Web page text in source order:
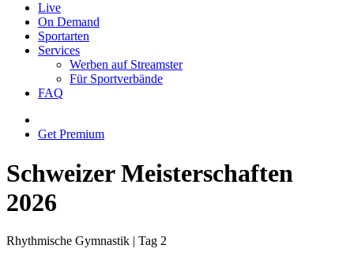
Live
On Demand
Sportarten
Services
Werben auf Streamster
Für Sportverbände
FAQ
Get Premium
Schweizer Meisterschaften
2026
Rhythmische Gymnastik | Tag 2